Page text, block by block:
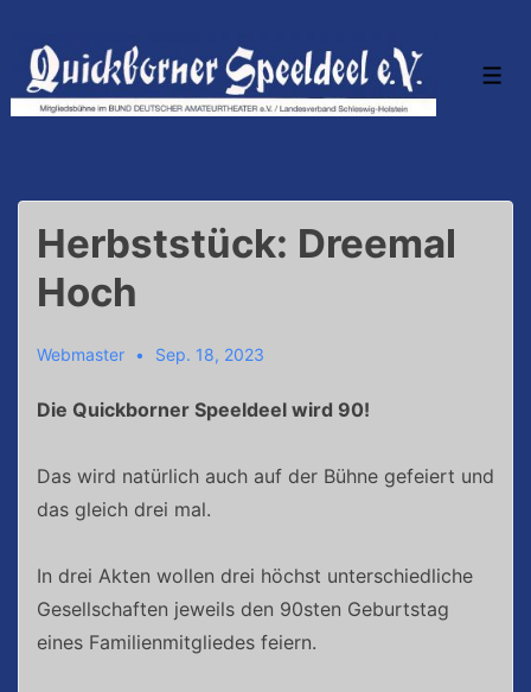
Zum
Inhalt
Herbststück: Dreemal
Hoch
Webmaster Sep. 18, 2023
Die Quickborner Speeldeel wird 90!
Das wird natürlich auch auf der Bühne gefeiert und
das gleich drei mal.
In drei Akten wollen drei höchst unterschiedliche
Gesellschaften jeweils den 90sten Geburtstag
eines Familienmitgliedes feiern.